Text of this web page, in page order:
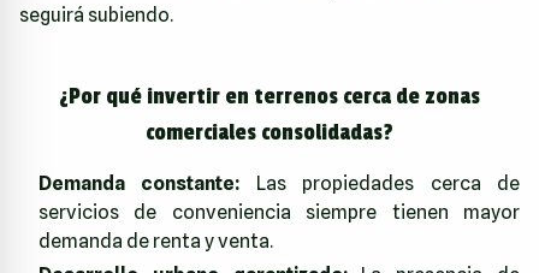
seguirá subiendo.
¿Por qué invertir en terrenos cerca de zonas
comerciales consolidadas?
Demanda constante: Las propiedades cerca de
servicios de conveniencia siempre tienen mayor
demanda de renta y venta.